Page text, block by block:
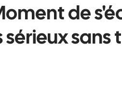
Portraits de césurien.ne
de
sérieux sans